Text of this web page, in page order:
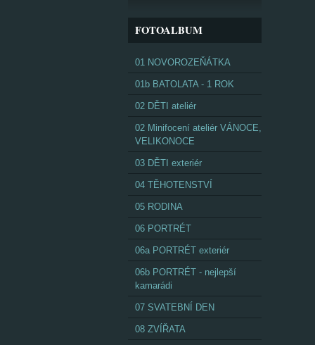
FOTOALBUM
01 NOVOROZEŇÁTKA
01b BATOLATA - 1 ROK
02 DĚTI ateliér
02 Minifocení ateliér VÁNOCE,
VELIKONOCE
03 DĚTI exteriér
04 TĚHOTENSTVÍ
05 RODINA
06 PORTRÉT
06a PORTRÉT exteriér
06b PORTRÉT - nejlepší
kamarádi
07 SVATEBNÍ DEN
08 ZVÍŘATA